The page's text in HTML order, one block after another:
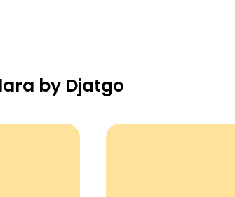
by Djatgo